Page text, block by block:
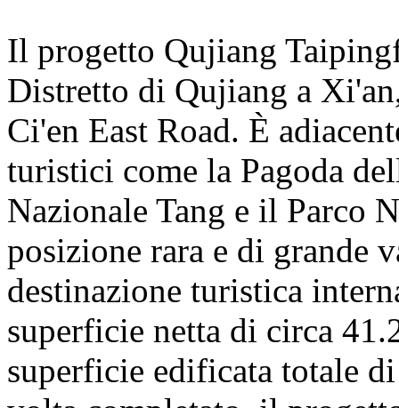
Il progetto Qujiang
Distretto di Qujiang a
Ci'en East Road. È
turistici come la Pagoda
Nazionale Tang e il Parco
posizione rara e di grande
destinazione turistica
superficie netta di circa
superficie edificata totale